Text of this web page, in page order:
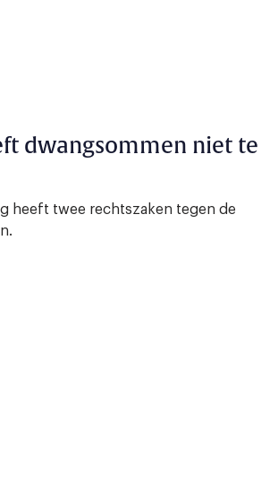
dwangsommen niet te
heeft twee rechtszaken tegen de